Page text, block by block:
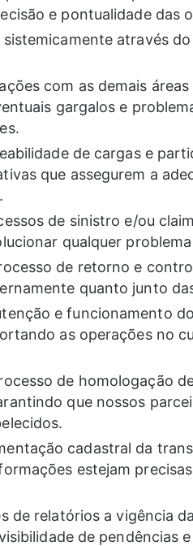
e pontualidade das
sistemicamente através
com as demais
gargalos e
de cargas e
que assegurem a
de sinistro e/ou
qualquer
de retorno e
quanto junto
e funcionamento
as operações no
de homologação
que nossos
cadastral da
estejam
de relatórios a vigência
de pendências